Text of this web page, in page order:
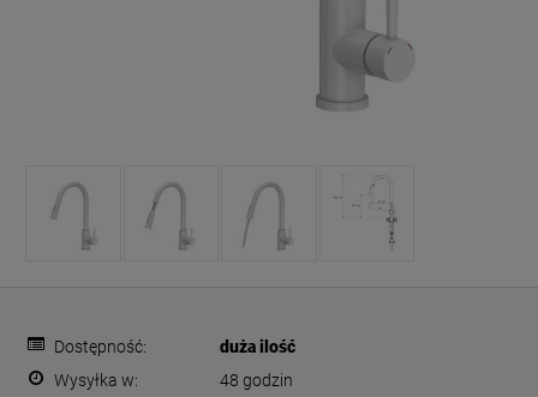
Dostępność:
duża ilość
Wysyłka w:
48 godzin